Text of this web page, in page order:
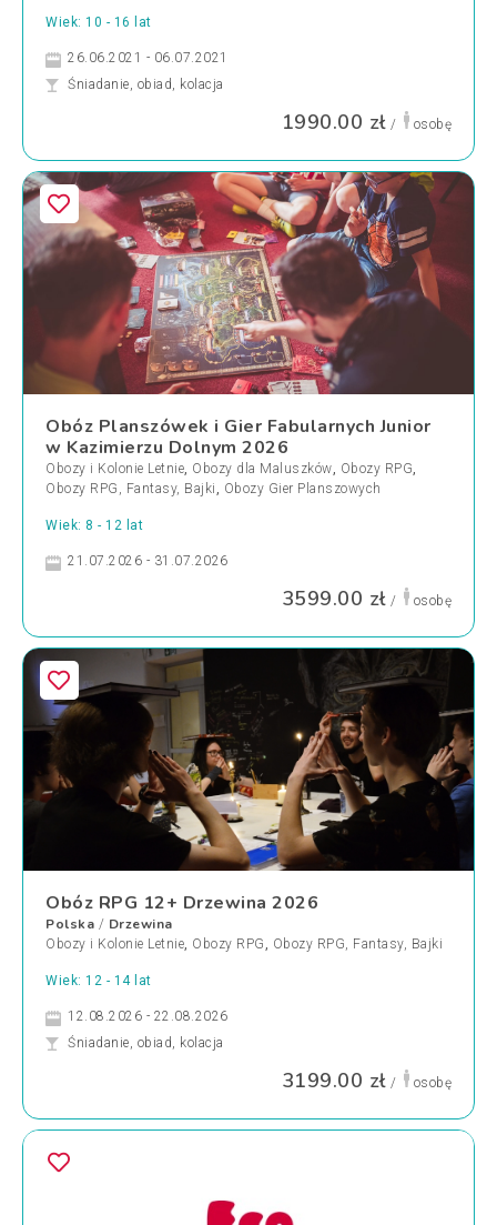
Wiek: 10 - 16 lat
26.06.2021 - 06.07.2021
Śniadanie, obiad, kolacja
1990.00 zł / osobę
Obóz Planszówek i Gier Fabularnych Junior
w Kazimierzu Dolnym 2026
Obozy i Kolonie Letnie, Obozy dla Maluszków, Obozy RPG,
Obozy RPG, Fantasy, Bajki , Obozy Gier Planszowych
Wiek: 8 - 12 lat
21.07.2026 - 31.07.2026
3599.00 zł / osobę
Obóz RPG 12+ Drzewina 2026
Polska / Drzewina
Obozy i Kolonie Letnie, Obozy RPG , Obozy RPG, Fantasy, Bajki
Wiek: 12 - 14 lat
12.08.2026 - 22.08.2026
Śniadanie, obiad, kolacja
3199.00 zł / osobę